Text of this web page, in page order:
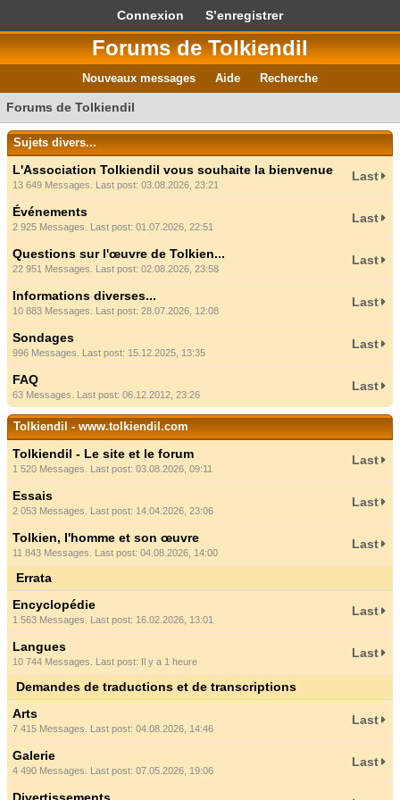
Connexion S’enregistrer
Forums de Tolkiendil
Nouveaux messages Aide Recherche
Forums de Tolkiendil
Sujets divers...
L'Association Tolkiendil vous souhaite la bienvenue
13 649 Messages. Last post: 03.08.2026, 23:21
Last
Événements
2 925 Messages. Last post: 01.07.2026, 22:51
Last
Questions sur l'œuvre de Tolkien...
22 951 Messages. Last post: 02.08.2026, 23:58
Last
Informations diverses...
10 883 Messages. Last post: 28.07.2026, 12:08
Last
Sondages
996 Messages. Last post: 15.12.2025, 13:35
Last
FAQ
63 Messages. Last post: 06.12.2012, 23:26
Last
Tolkiendil - www.tolkiendil.com
Tolkiendil - Le site et le forum
1 520 Messages. Last post: 03.08.2026, 09:11
Last
Essais
2 053 Messages. Last post: 14.04.2026, 23:06
Last
Tolkien, l'homme et son œuvre
11 843 Messages. Last post: 04.08.2026, 14:00
Last
Errata
Encyclopédie
1 563 Messages. Last post: 16.02.2026, 13:01
Last
Langues
10 744 Messages. Last post: Il y a 1 heure
Last
Demandes de traductions et de transcriptions
Arts
7 415 Messages. Last post: 04.08.2026, 14:46
Last
Galerie
4 490 Messages. Last post: 07.05.2026, 19:06
Last